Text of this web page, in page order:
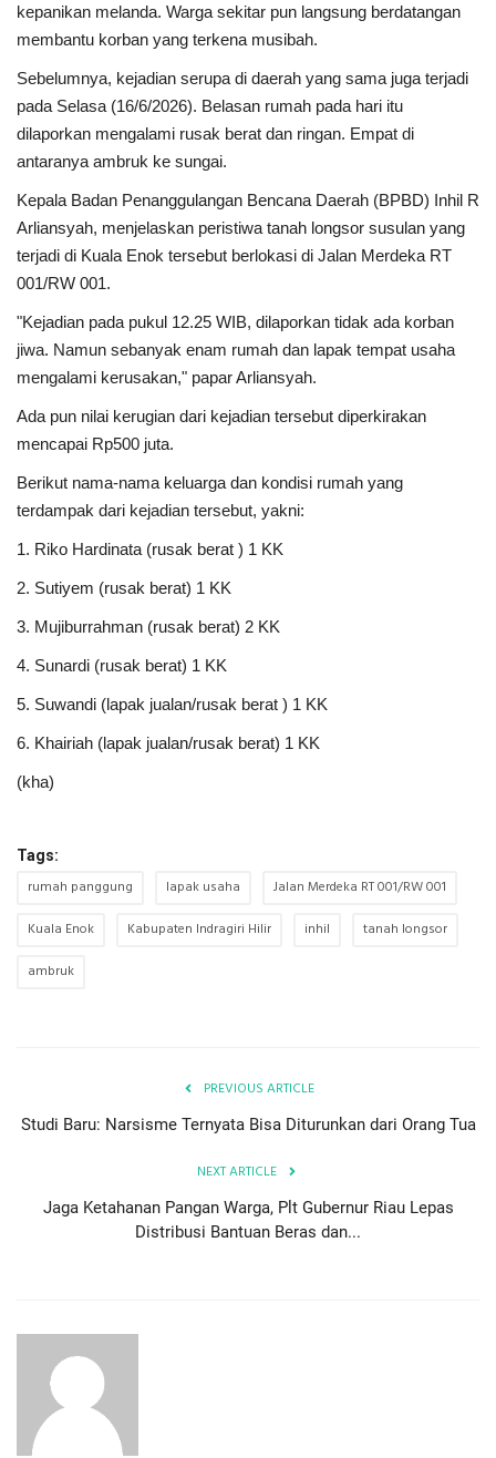
kepanikan melanda. Warga sekitar pun langsung berdatangan
membantu korban yang terkena musibah.
Sebelumnya, kejadian serupa di daerah yang sama juga terjadi
pada Selasa (16/6/2026). Belasan rumah pada hari itu
dilaporkan mengalami rusak berat dan ringan. Empat di
antaranya ambruk ke sungai.
Kepala Badan Penanggulangan Bencana Daerah (BPBD) Inhil R
Arliansyah, menjelaskan peristiwa tanah longsor susulan yang
terjadi di Kuala Enok tersebut berlokasi di Jalan Merdeka RT
001/RW 001.
"Kejadian pada pukul 12.25 WIB, dilaporkan tidak ada korban
jiwa. Namun sebanyak enam rumah dan lapak tempat usaha
mengalami kerusakan," papar Arliansyah.
Ada pun nilai kerugian dari kejadian tersebut diperkirakan
mencapai Rp500 juta.
Berikut nama-nama keluarga dan kondisi rumah yang
terdampak dari kejadian tersebut, yakni:
1. Riko Hardinata (rusak berat ) 1 KK
2. Sutiyem (rusak berat) 1 KK
3. Mujiburrahman (rusak berat) 2 KK
4. Sunardi (rusak berat) 1 KK
5. Suwandi (lapak jualan/rusak berat ) 1 KK
6. Khairiah (lapak jualan/rusak berat) 1 KK
(kha)
Tags:
rumah panggung lapak usaha
Jalan Merdeka RT 001/RW 001
Kuala Enok
Kabupaten Indragiri Hilir inhil
tanah longsor
ambruk
PREVIOUS ARTICLE
Studi Baru: Narsisme Ternyata Bisa Diturunkan dari Orang Tua
NEXT ARTICLE
Jaga Ketahanan Pangan Warga, Plt Gubernur Riau Lepas
Distribusi Bantuan Beras dan...